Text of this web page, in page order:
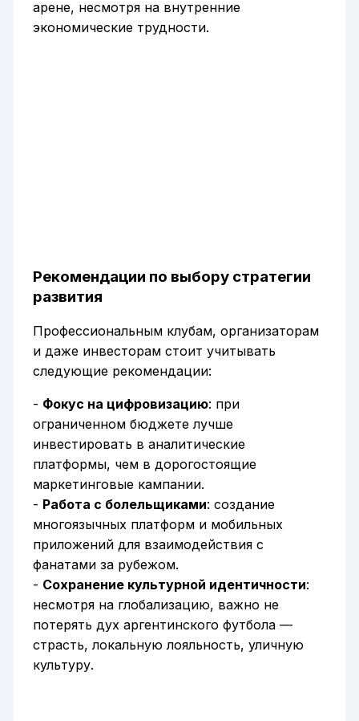
арене, несмотря на внутренние
экономические трудности.
Рекомендации по выбору стратегии
развития
Профессиональным клубам, организаторам
и даже инвесторам стоит учитывать
следующие рекомендации:
- Фокус на цифровизацию: при
ограниченном бюджете лучше
инвестировать в аналитические
платформы, чем в дорогостоящие
маркетинговые кампании.
- Работа с болельщиками: создание
многоязычных платформ и мобильных
приложений для взаимодействия с
фанатами за рубежом.
- Сохранение культурной идентичности:
несмотря на глобализацию, важно не
потерять дух аргентинского футбола —
страсть, локальную лояльность, уличную
культуру.